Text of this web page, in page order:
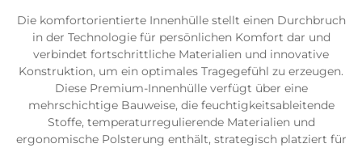
Die komfortorientierte Innenhülle stellt einen Durchbruch
in der Technologie für persönlichen Komfort dar und
verbindet fortschrittliche Materialien und innovative
Konstruktion, um ein optimales Tragegefühl zu erzeugen.
Diese Premium-Innenhülle verfügt über eine
mehrschichtige Bauweise, die feuchtigkeitsableitende
Stoffe, temperaturregulierende Materialien und
ergonomische Polsterung enthält, strategisch platziert für